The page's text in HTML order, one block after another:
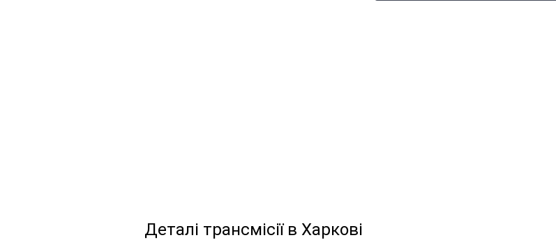
Деталі трансмісії в Харкові